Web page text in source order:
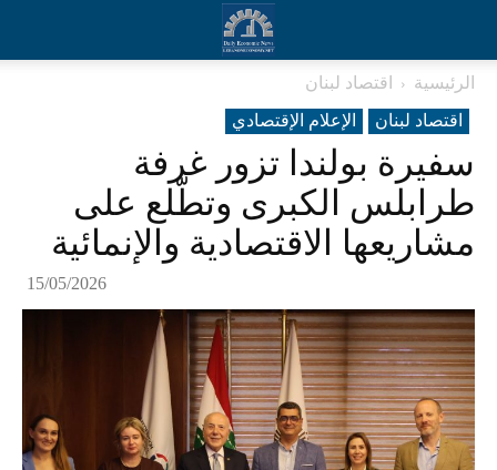
الرئيسية
اقتصاد لبنان
اقتصاد لبنان
الإعلام الإقتصادي
سفيرة بولندا تزور غرفة
طرابلس الكبرى وتطّلع على
مشاريعها الاقتصادية والإنمائية
15/05/2026